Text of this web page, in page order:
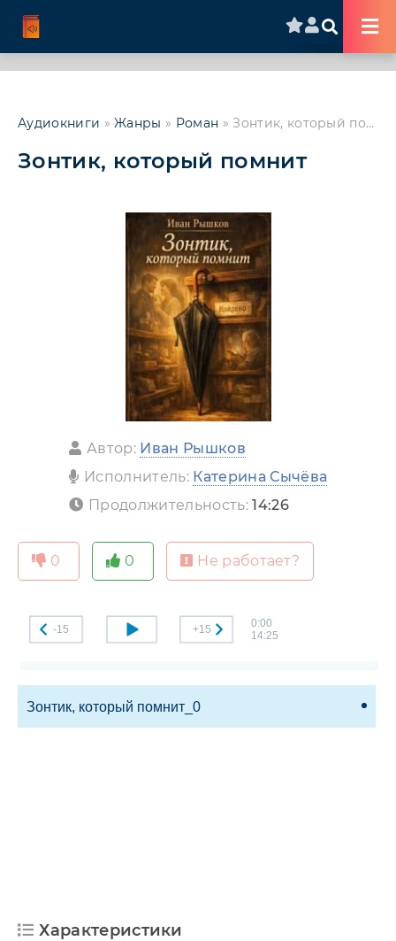
Аудиокниги »Жанры » Роман » Зонтик, который помнит
Зонтик, который помнит
Автор: Иван Рышков
Исполнитель: Катерина Сычёва
Продолжительность:14:26
0 0 Не работает?
-15 +15
0:00
14:25
Зонтик, который помнит_0
Характеристики